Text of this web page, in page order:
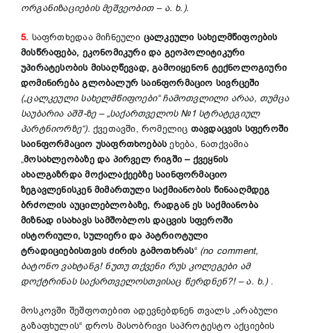
ორგანიზაციების მეშვეობით – ა. ხ.).
5. საფრთხედაა მიჩნეული ცალკეული სახელმწიფოების
მისწრაფება, ეკონომიკური და გეოპოლიტიკური
უპირატესობის მისაღწევად, გამოიყენონ ტექნოლოგიური
დომინირება გლობალურ საინფორმაციო სივრცეში
(„ცალკეული სახელმწიფოები“ ჩამოთვლილი არაა, თუმცა
საუბარია აშშ-ზე – „საქართველოს №1 სტრატეგიულ
პარტნიორზე“). ქვეთავში, რომელიც თავდაცვის სფეროში
საინფორმაციო უსაფრთხოებასეხება, ნათქვამია
„მოსახლეობაზე და პირველ რიგში – ქვეყნის
ახალგაზრდა მოქალაქეებზე საინფორმაციო
ზეგავლენისკენ მიმართული საქმიანობის წინააღმდეგ
ბრძოლის აუცილებლობაზე, რადგან ეს საქმიანობა
მიზნად ისახავს სამშობლოს დაცვის სფეროში
ისტორიული, სულიერი და პატრიოტული
ტრადიციებისთვის ძირის გამოთხრას“ (no comment,
ბატონო ვახტანგ! ნუთუ თქვენი რუს კოლეგები ამ
დოქტრინას საქართველოსთვისაც წერდნენ?! – ა. ხ.).
მოსკოვში შეშფოთებით ადევნებდნენ თვალს „არაბული
გაზაფხულის“ დროს მასობრივი საპროტესტო აქციების